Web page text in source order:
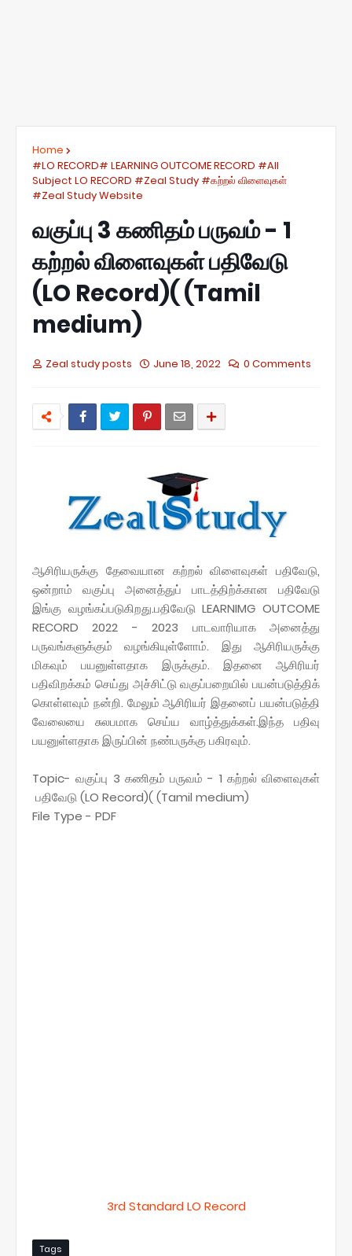
Home
#LO RECORD# LEARNING OUTCOME RECORD #All
Subject LO RECORD #Zeal Study #கற்றல் விளைவுகள்
#Zeal Study Website
வகுப்பு 3 கணிதம் பருவம் - 1
கற்றல் விளைவுகள் பதிவேடு
(LO Record)( (Tamil
medium)
Zeal study posts June 18, 2022 0 Comments
ஆசிரியருக்கு தேவையான கற்றல் விளைவுகள் பதிவேடு,
ஒன்றாம் வகுப்பு அனைத்துப் பாடத்திற்க்கான பதிவேடு
இங்கு வழங்கப்படுகிறது.பதிவேடு LEARNIMG OUTCOME
RECORD 2022 - 2023 பாடவாரியாக அனைத்து
பருவங்களுக்கும் வழங்கியுள்ளோம். இது ஆசிரியருக்கு
மிகவும் பயனுள்ளதாக இருக்கும். இதனை ஆசிரியர்
பதிவிறக்கம் செய்து அச்சிட்டு வகுப்பறையில் பயன்படுத்திக்
கொள்ளவும் நன்றி. மேலும் ஆசிரியர் இதனைப் பயன்படுத்தி
வேலையை சுலபமாக செய்ய வாழ்த்துக்கள்.இந்த பதிவு
பயனுள்ளதாக இருப்பின் நண்பருக்கு பகிரவும்.
Topic- வகுப்பு 3 கணிதம் பருவம் - 1 கற்றல் விளைவுகள்
பதிவேடு (LO Record)( (Tamil medium)
File Type - PDF
3rd Standard LO Record
Tags